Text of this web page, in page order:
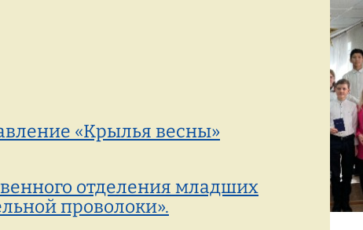
«Крылья весны»
отделения младших
проволоки».